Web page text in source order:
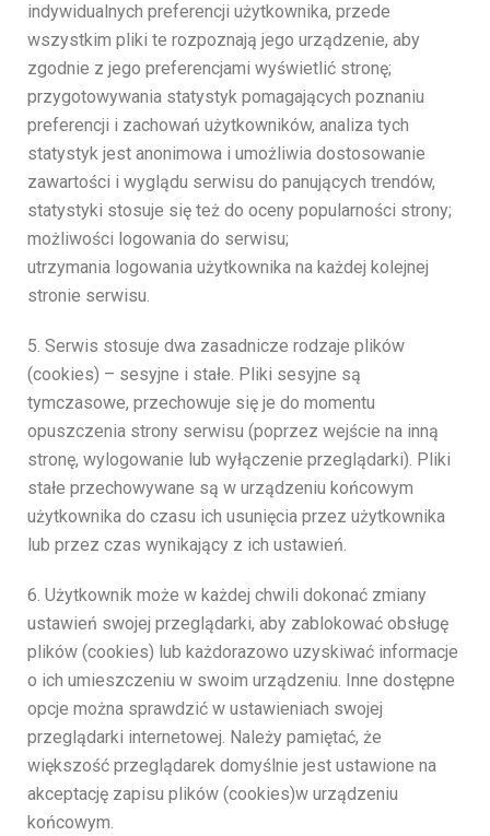
indywidualnych preferencji użytkownika, przede
wszystkim pliki te rozpoznają jego urządzenie, aby
zgodnie z jego preferencjami wyświetlić stronę;
przygotowywania statystyk pomagających poznaniu
preferencji i zachowań użytkowników, analiza tych
statystyk jest anonimowa i umożliwia dostosowanie
zawartości i wyglądu serwisu do panujących trendów,
statystyki stosuje się też do oceny popularności strony;
możliwości logowania do serwisu;
utrzymania logowania użytkownika na każdej kolejnej
stronie serwisu.
5. Serwis stosuje dwa zasadnicze rodzaje plików
(cookies) – sesyjne i stałe. Pliki sesyjne są
tymczasowe, przechowuje się je do momentu
opuszczenia strony serwisu (poprzez wejście na inną
stronę, wylogowanie lub wyłączenie przeglądarki). Pliki
stałe przechowywane są w urządzeniu końcowym
użytkownika do czasu ich usunięcia przez użytkownika
lub przez czas wynikający z ich ustawień.
6. Użytkownik może w każdej chwili dokonać zmiany
ustawień swojej przeglądarki, aby zablokować obsługę
plików (cookies) lub każdorazowo uzyskiwać informacje
o ich umieszczeniu w swoim urządzeniu. Inne dostępne
opcje można sprawdzić w ustawieniach swojej
przeglądarki internetowej. Należy pamiętać, że
większość przeglądarek domyślnie jest ustawione na
akceptację zapisu plików (cookies)w urządzeniu
końcowym.